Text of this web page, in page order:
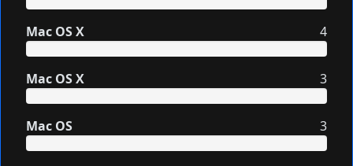
Mac OS X 4
Mac OS X 3
Mac OS 3